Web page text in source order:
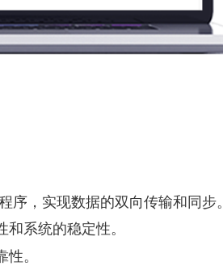
，实现数据的双向传输和同步。
系统的稳定性。
。